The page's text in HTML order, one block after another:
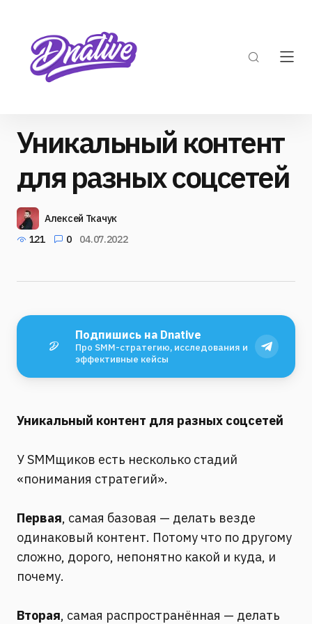
Уникальный контент
для разных соцсетей
Алексей Ткачук
121
0 04.07.2022
Подпишись на Dnative
Про SMM-стратегию, исследования и
эффективные кейсы
Уникальный контент для разных соцсетей
У SMMщиков есть несколько стадий
«понимания стратегий».
Первая, самая базовая — делать везде
одинаковый контент. Потому что по другому
сложно, дорого, непонятно какой и куда, и
почему.
Вторая, самая распространённая — делать